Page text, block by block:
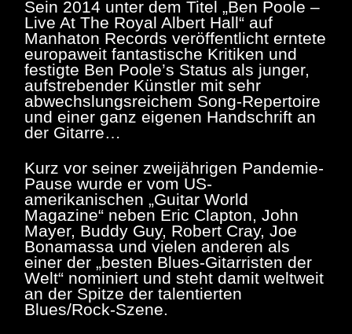
Sein 2014 unter dem Titel „Ben Poole –
Live At The Royal Albert Hall“ auf
Manhaton Records veröffentlicht erntete
europaweit fantastische Kritiken und
festigte Ben Poole’s Status als junger,
aufstrebender Künstler mit sehr
abwechslungsreichem Song-Repertoire
und einer ganz eigenen Handschrift an
der Gitarre…
Kurz vor seiner zweijährigen Pandemie-
Pause wurde er vom US-
amerikanischen „Guitar World
Magazine“ neben Eric Clapton, John
Mayer, Buddy Guy, Robert Cray, Joe
Bonamassa und vielen anderen als
einer der „besten Blues-Gitarristen der
Welt“ nominiert und steht damit weltweit
an der Spitze der talentierten
Blues/Rock-Szene.